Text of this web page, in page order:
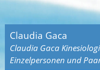
Claudia Gaca
Claudia Gaca
Einzelpersonen und